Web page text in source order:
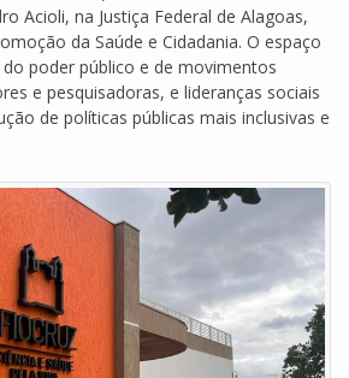
Acioli, na Justiça Federal de Alagoas,
da Saúde e Cidadania. O espaço
poder público e de movimentos
e pesquisadoras, e lideranças sociais
de políticas públicas mais inclusivas e